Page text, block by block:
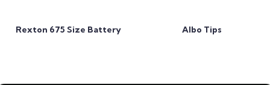
Rexton 675 Size Battery Albo Tips